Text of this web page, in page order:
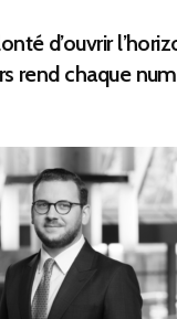
d’ouvrir
rend chaque